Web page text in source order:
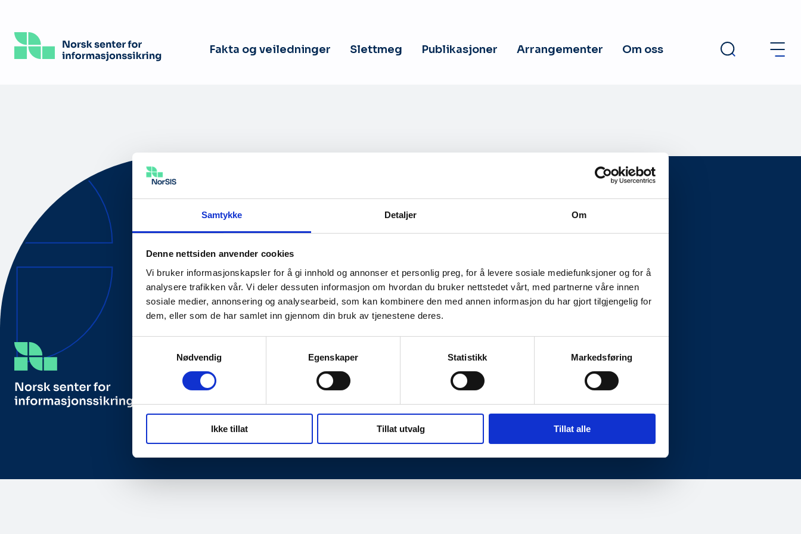
Samtykke Detaljer Om
Denne nettsiden anvender cookies
Vi bruker informasjonskapsler for å gi innhold og annonser et personlig preg, for å levere sosiale mediefunksjoner og for å
analysere trafikken vår. Vi deler dessuten informasjon om hvordan du bruker nettstedet vårt, med partnerne våre innen
sosiale medier, annonsering og analysearbeid, som kan kombinere den med annen informasjon du har gjort tilgjengelig for
dem, eller som de har samlet inn gjennom din bruk av tjenestene deres.
Nødvendig
Egenskaper Statistikk Markedsføring
Ikke tillat Tillat utvalg Tillat alle
hovedinnhold
Fakta og veiledninger Slettmeg Publikasjoner Arrangementer Om oss
Om oss Kontakt oss
Presseside
Tilgjengelighetserklæring
Besøks- og postadresse
NorSIS, Studievegen 2,
Fakturainformasjon
Org.nr: 995 195 003